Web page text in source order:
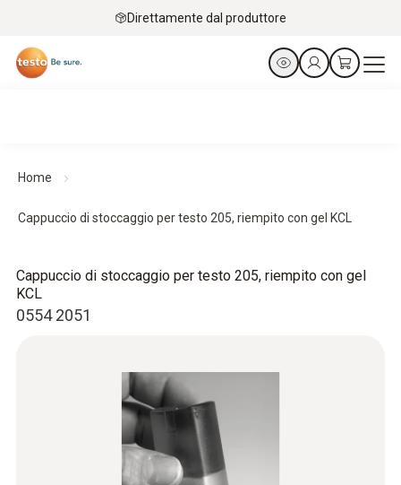
Direttamente dal produttore
Home
Cappuccio di stoccaggio per testo 205, riempito con gel KCL
0554 2051
Cappuccio di stoccaggio per testo 205, riempito con gel
KCL